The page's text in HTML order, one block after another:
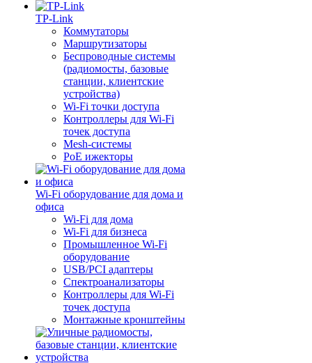
TP-Link
Коммутаторы
Маршрутизаторы
Беспроводные системы
(радиомосты, базовые
станции, клиентские
устройства)
Wi-Fi точки доступа
Контроллеры для Wi-Fi
точек доступа
Mesh-системы
PoE ижекторы
Wi-Fi оборудование для дома и
офиса
Wi-Fi для дома
Wi-Fi для бизнеса
Промышленное Wi-Fi
оборудование
USB/PCI адаптеры
Cпектроанализаторы
Контроллеры для Wi-Fi
точек доступа
Монтажные кронштейны